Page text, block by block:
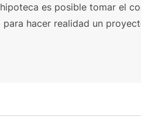
es posible tomar el
hacer realidad un